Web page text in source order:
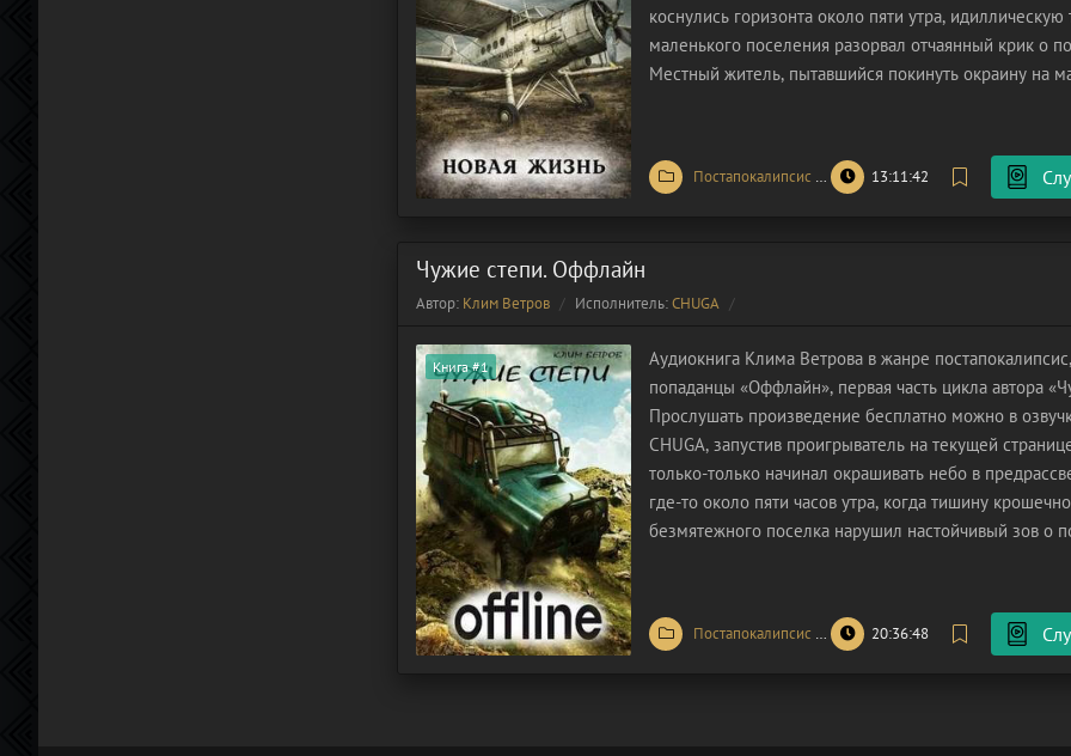
коснулись горизонта около пяти утра,
маленького поселения разорвал отчаянный крик о
Местный житель, пытавшийся покинуть окраину на
Постапокалипсис Попаданцы13:11:42
Чужие степи. Оффлайн
Автор: Клим Ветров Исполнитель:CHUGA
Книга #1
Аудиокнига Клима Ветрова в жанре
попаданцы «Оффлайн», первая часть цикла автора
Прослушать произведение бесплатно можно в
CHUGA, запустив проигрыватель на текущей
только-только начинал окрашивать небо в
где-то около пяти часов утра, когда тишину
безмятежного поселка нарушил настойчивый зов о
Постапокалипсис Попаданцы/Фантастика
20:36:48